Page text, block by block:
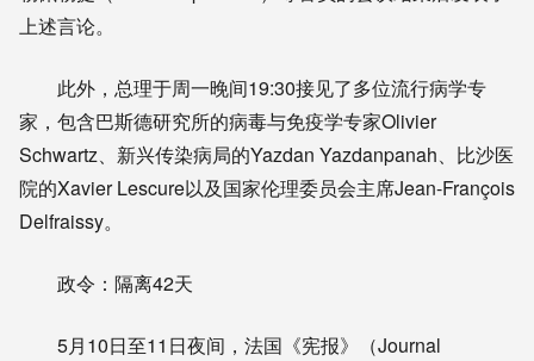
上述言论。
此外，总理于周一晚间19:30接见了多位流行病学专
家，包含巴斯德研究所的病毒与免疫学专家Olivier
Schwartz、新兴传染病局的Yazdan Yazdanpanah、比沙医
院的Xavier Lescure以及国家伦理委员会主席Jean-François
Delfraissy。
政令：隔离42天
5月10日至11日夜间，法国《宪报》（Journal